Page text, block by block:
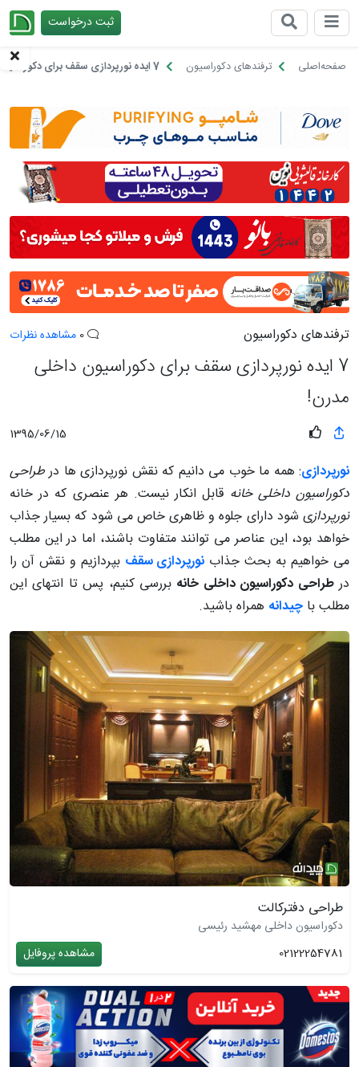
ثبت درخواست
صفحه‌اصلی ترفندهای دکوراسیون 7 ایده نورپردازی سقف برای دکوراسیون داخلی مدرن!
ترفندهای دکوراسیون مشاهده نظرات
7 ایده نورپردازی سقف برای دکوراسیون داخلی
مدرن!
1395/06/15
نورپردازی: همه ما خوب می دانیم که نقش نورپردازی ها درطراحی
دکوراسیون داخلی خانه قابل انکار نیست. هر عنصری که در خانه
نورپردازی شود دارای جلوه و ظاهری خاص می شود که بسیار جذاب
خواهد بود، این عناصر می توانند متفاوت باشند، اما در این مطلب
می خواهیم به بحث جذاب نورپردازی سقف بپردازیم و نقش آن را
درطراحی دکوراسیون داخلی خانه بررسی کنیم، پس تا انتهای این
مطلب با چیدانه همراه باشید.
طراحی دفترکالت
دکوراسیون داخلی مهشید رئیسی
02122254781
مشاهده پروفایل